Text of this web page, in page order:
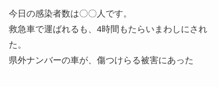
今日の感染者数は〇〇人です。
救急車で運ばれるも、4時間もたらいまわしにされ
た。
県外ナンバーの車が、傷つけらる被害にあった